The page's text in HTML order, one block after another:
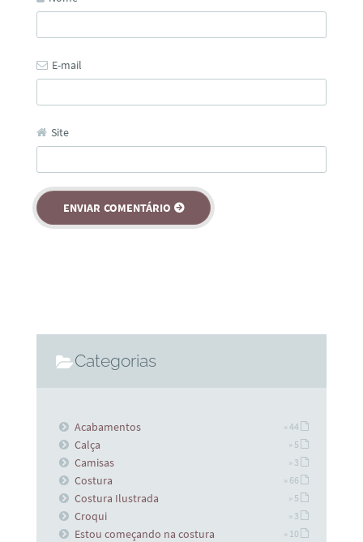
E-mail
Site
Categorias
Acabamentos » 44
Calça » 5
Camisas » 3
Costura » 66
Costura Ilustrada » 5
Croqui » 3
Estou começando na costura » 10